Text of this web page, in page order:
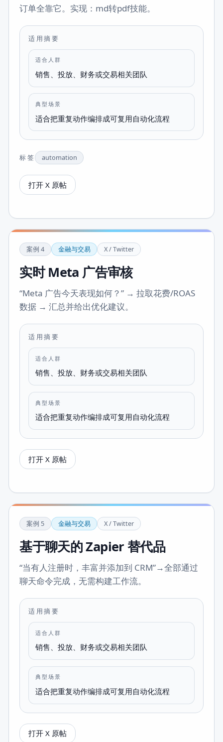
订单全靠它。实现：md转pdf技能。
适用摘要
适合人群
销售、投放、财务或交易相关团队
典型场景
适合把重复动作编排成可复用自动化流程
标签 automation
打开 X 原帖
案例 4 金融与交易 X / Twitter
实时 Meta 广告审核
“Meta 广告今天表现如何？” → 拉取花费/ROAS
数据 → 汇总并给出优化建议。
适用摘要
适合人群
销售、投放、财务或交易相关团队
典型场景
适合把重复动作编排成可复用自动化流程
打开 X 原帖
案例 5 金融与交易 X / Twitter
基于聊天的 Zapier 替代品
“当有人注册时，丰富并添加到 CRM”→全部通过
聊天命令完成，无需构建工作流。
适用摘要
适合人群
销售、投放、财务或交易相关团队
典型场景
适合把重复动作编排成可复用自动化流程
打开 X 原帖